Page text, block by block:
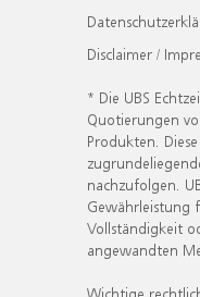
Disclaimer /
* Die UBS
Quotierungen
Produkten.
nachzufolgen.
Gewährleistung
Vollständigkeit
angewandten